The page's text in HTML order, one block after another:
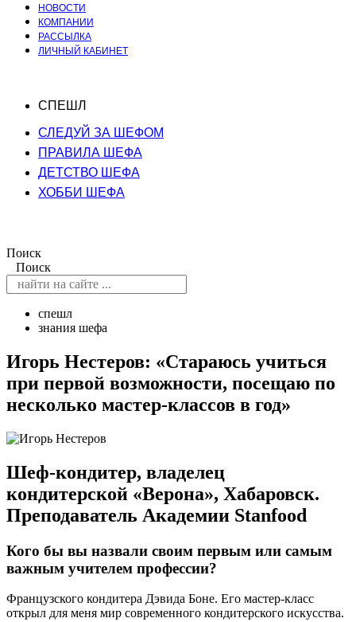
НОВОСТИ
КОМПАНИИ
РАССЫЛКА
ЛИЧНЫЙ КАБИНЕТ
СПЕШЛ
СЛЕДУЙ ЗА ШЕФОМ
ПРАВИЛА ШЕФА
ДЕТСТВО ШЕФА
ХОББИ ШЕФА
Поиск
Поиск
спешл
знания шефа
Игорь Нестеров: «Стараюсь учиться
при первой возможности, посещаю по
несколько мастер-классов в год»
Шеф-кондитер, владелец
кондитерской «Верона», Хабаровск.
Преподаватель Академии Stanfood
Кого бы вы назвали своим первым или самым
важным учителем профессии?
Французского кондитера Дэвида Боне. Его мастер-класс
открыл для меня мир современного кондитерского искусства.